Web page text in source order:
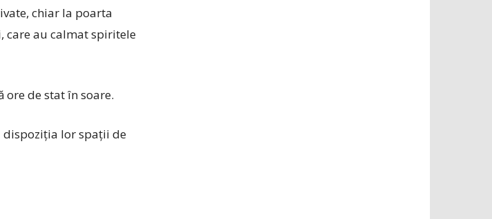
chiar la poarta
care au calmat spiritele
ore de stat în soare.
dispoziția lor spații de